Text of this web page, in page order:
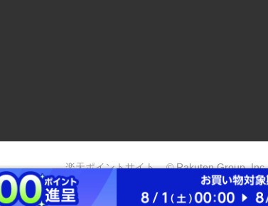
楽天ポイントサイト © Rakuten Group, Inc.